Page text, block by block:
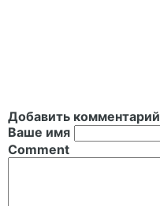
Добавить комментарий
Ваше имя
Comment